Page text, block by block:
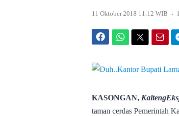
11 Oktober 2018 11:12 WIB .
KASONGAN,
taman cerdas Pemerintah